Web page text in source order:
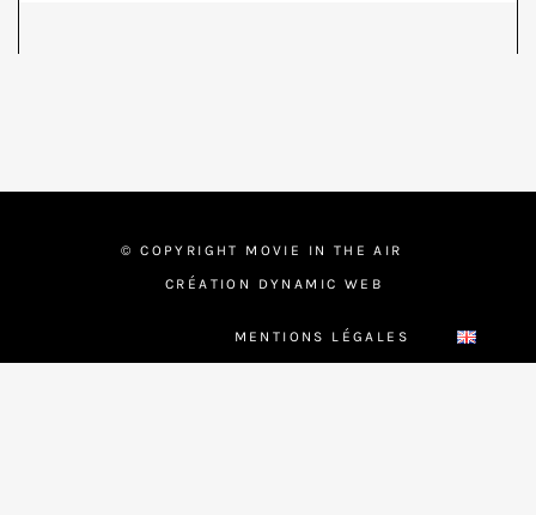
© COPYRIGHT MOVIE IN THE AIR
CRÉATION DYNAMIC WEB
MENTIONS LÉGALES